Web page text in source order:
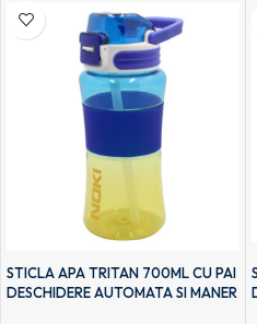
STICLA APA TRITAN 700ML CU PAI
DESCHIDERE AUTOMATA SI MANER